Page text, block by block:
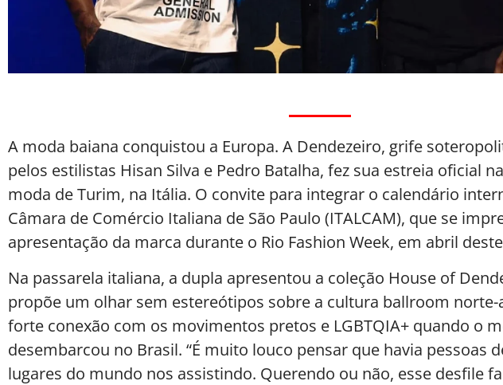
A moda baiana conquistou a Europa. A Dendezeiro, grife
pelos estilistas Hisan Silva e Pedro Batalha, fez sua estreia oficial
moda de Turim, na Itália. O convite para integrar o calendário
Câmara de Comércio Italiana de São Paulo (ITALCAM), que se
apresentação da marca durante o Rio Fashion Week, em abril
Na passarela italiana, a dupla apresentou a coleção House of
propõe um olhar sem estereótipos sobre a cultura ballroom norte-
forte conexão com os movimentos pretos e LGBTQIA+ quando o
desembarcou no Brasil. “É muito louco pensar que havia pessoas
lugares do mundo nos assistindo. Querendo ou não, esse desfile